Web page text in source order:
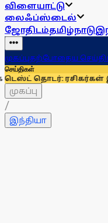
விளையாட்டு
லைஃப்ஸ்டைல்
ஜோதிடம்தமிழ்நாடு
முகப்புதற்போதைய
செய்திகள்
இலவசமாக
முகப்பு
/
இந்தியா